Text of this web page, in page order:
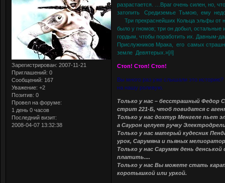
Зарегистрирован: 2007-11-21
Приглашений: 0
Сообщений: 167
Уважение: +2
Позитив: 0
Провел на форуме:
1 день 0 часов
Последний визит:
2008-04-07 13:32:38
разрастается. …Враг очень силен, но,
затопить Средиземье Тьмою, ему
Три прекраснейших Кольца эльфы от
было у гномов; три он добыл,
гордым, чтобы поработить их. Давным-
Прислужников Мрака, его самых
земле Девятерых.»[/i]
Стоп! Стоп! Стоп!
Вы много раз уже слышали это
на нашу ролевую.
Только у нас – бесстрашный Федор
стрит 221-Б, чтоб повидатся с
Только у нас дохтур Менгеле пьет
а Саурон целует ручку
Только у нас матерый кудесник
урок, Сарумяна и пьяных
Только у нас Сарумян день
платить....
Только у нас Вы можете стать
коротышкой или уркой.